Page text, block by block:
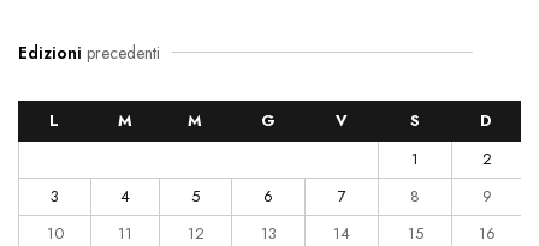
Edizioni precedenti
L M M G V S
D
1
2
3
4 5 6 7 8
9
10
11 12 13 14 15
16